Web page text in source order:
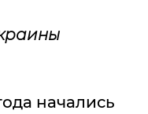
начались